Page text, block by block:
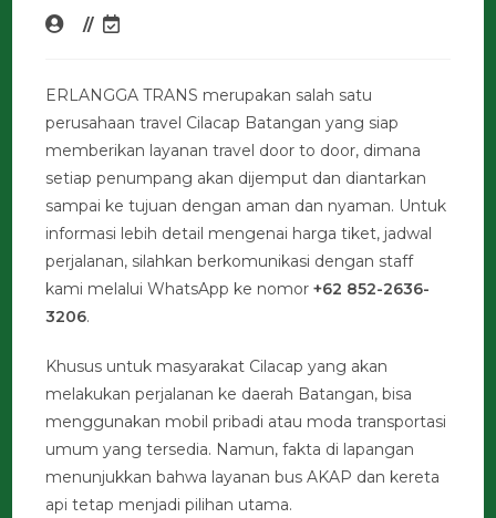
ERLANGGA TRANS merupakan salah satu
perusahaan travel Cilacap Batangan yang siap
memberikan layanan travel door to door, dimana
setiap penumpang akan dijemput dan diantarkan
sampai ke tujuan dengan aman dan nyaman. Untuk
informasi lebih detail mengenai harga tiket, jadwal
perjalanan, silahkan berkomunikasi dengan staff
kami melalui WhatsApp ke nomor+62 852-2636-
3206.
Khusus untuk masyarakat Cilacap yang akan
melakukan perjalanan ke daerah Batangan, bisa
menggunakan mobil pribadi atau moda transportasi
umum yang tersedia. Namun, fakta di lapangan
menunjukkan bahwa layanan bus AKAP dan kereta
api tetap menjadi pilihan utama.